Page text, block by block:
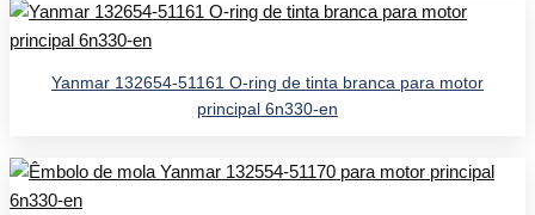
Yanmar 132654-51161 O-ring de tinta branca para motor
principal 6n330-en